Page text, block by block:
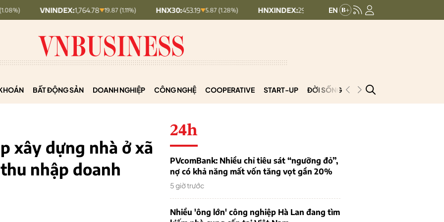
VNINDEX: 1,764.78 19.87 (1.11%) HNX30: 453.19 5.87 (1.28%) HNXINDEX:292.64 8.56 (2.84%) UPCOMINDEX:
BẤT ĐỘNG SẢN DOANH NGHIỆP CÔNG NGHỆ COOPERATIVE START-UP ĐỜI SỐNG PODCAST
xây dựng nhà ở xã
nhập doanh
24h
PVcomBank: Nhiều chỉ tiêu sát “ngưỡng đỏ”,
nợ có khả năng mất vốn tăng vọt gần 20%
5 giờ trước
Nhiều 'ông lớn' công nghiệp Hà Lan đang tìm